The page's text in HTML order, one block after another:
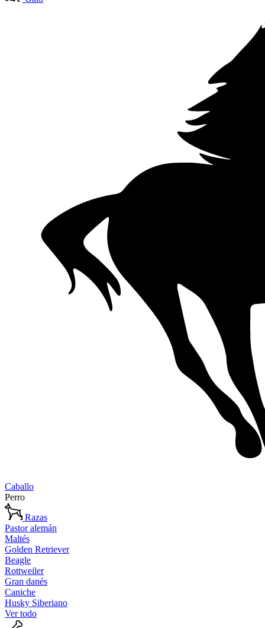
Caballo
Perro
Razas
Pastor alemán
Maltés
Golden Retriever
Beagle
Rottweiler
Gran danés
Caniche
Husky Siberiano
Ver todo